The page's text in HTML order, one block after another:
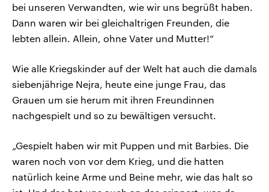
bei unseren Verwandten, wie wir uns begrüßt haben.
Dann waren wir bei gleichaltrigen Freunden, die
lebten allein. Allein, ohne Vater und Mutter!“
Wie alle Kriegskinder auf der Welt hat auch die damals
siebenjährige Nejra, heute eine junge Frau, das
Grauen um sie herum mit ihren Freundinnen
nachgespielt und so zu bewältigen versucht.
„Gespielt haben wir mit Puppen und mit Barbies. Die
waren noch von vor dem Krieg, und die hatten
natürlich keine Arme und Beine mehr, wie das halt so